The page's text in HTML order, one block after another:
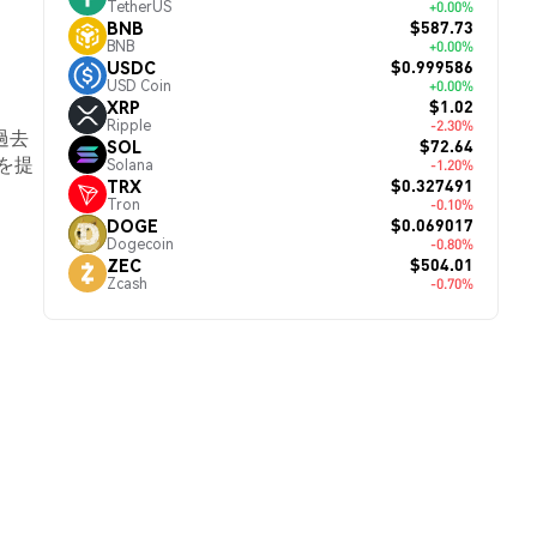
去
提
TetherUS +0.00%
BNB
BNB
$587.73
+0.00%
USDC
USD Coin
$0.999586
+0.00%
XRP
Ripple
$1.02
-2.30%
SOL
Solana
$72.64
-1.20%
TRX
Tron
$0.327491
-0.10%
DOGE
Dogecoin
$0.069017
-0.80%
ZEC
Zcash
$504.01
-0.70%